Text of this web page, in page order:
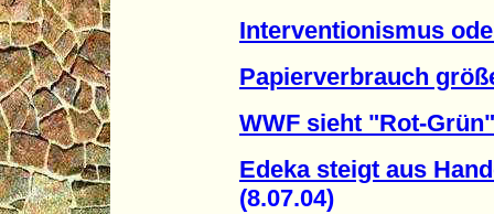
Interventionismus
Papierverbrauch
WWF sieht "Rot-
Edeka steigt aus
(8.07.04)